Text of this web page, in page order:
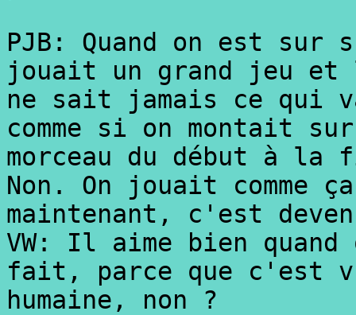
PJB: Quand on est sur
jouait un grand jeu
ne sait jamais ce qui
comme si on montait
morceau du début à la
Non. On jouait comme
maintenant, c'est
VW: Il aime bien
fait, parce que c'est
humaine, non ?